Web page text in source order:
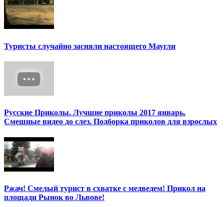
Туристы случайно засняли настоящего Маугли
Русские Приколы. Лучшие приколы 2017 январь.
Смешные видео до слез. Подборка приколов для взрослых
Ржач! Смелый турист в схватке с медведем! Прикол на
площади Рынок во Львове!